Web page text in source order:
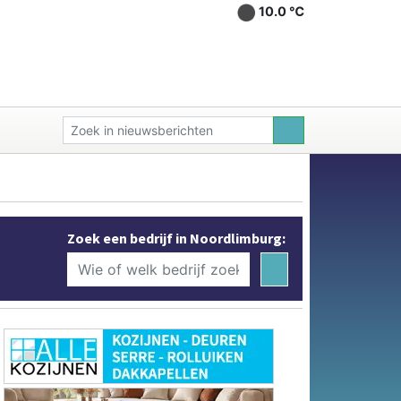
10.0 ℃
Zoek een bedrijf in Noordlimburg: